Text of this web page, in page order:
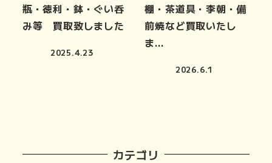
瓶・徳利・鉢・ぐい呑
み等 買取致しました
2025.4.23
棚・茶道具・李朝・備
前焼など買取いたし
ま…
2026.6.1
カテゴリ